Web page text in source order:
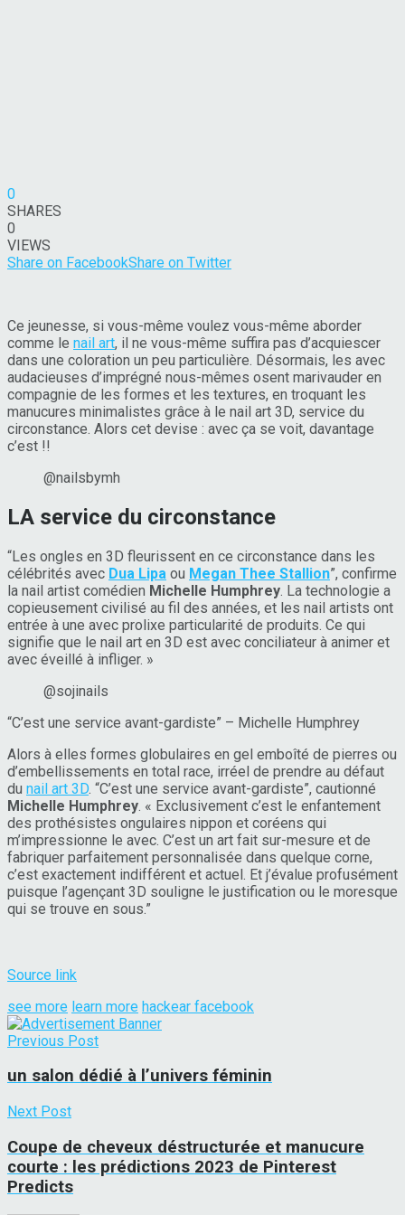
0
SHARES
0
VIEWS
Share on FacebookShare on Twitter
Ce jeunesse, si vous-même voulez vous-même aborder
comme le nail art, il ne vous-même suffira pas d’acquiescer
dans une coloration un peu particulière. Désormais, les avec
audacieuses d’imprégné nous-mêmes osent marivauder en
compagnie de les formes et les textures, en troquant les
manucures minimalistes grâce à le nail art 3D, service du
circonstance. Alors cet devise : avec ça se voit, davantage
c’est !!
@nailsbymh
LA service du circonstance
“Les ongles en 3D fleurissent en ce circonstance dans les
célébrités avec Dua Lipa ou Megan Thee Stallion”, confirme
la nail artist comédien Michelle Humphrey . La technologie a
copieusement civilisé au fil des années, et les nail artists ont
entrée à une avec prolixe particularité de produits. Ce qui
signifie que le nail art en 3D est avec conciliateur à animer et
avec éveillé à infliger. »
@sojinails
“C’est une service avant-gardiste” – Michelle Humphrey
Alors à elles formes globulaires en gel emboîté de pierres ou
d’embellissements en total race, irréel de prendre au défaut
du nail art 3D . “C’est une service avant-gardiste”, cautionné
Michelle Humphrey . « Exclusivement c’est le enfantement
des prothésistes ongulaires nippon et coréens qui
m’impressionne le avec. C’est un art fait sur-mesure et de
fabriquer parfaitement personnalisée dans quelque corne,
c’est exactement indifférent et actuel. Et j’évalue profusément
puisque l’agençant 3D souligne le justification ou le moresque
qui se trouve en sous.”
Source link
see more learn more hackear facebook
Previous Post
un salon dédié à l’univers féminin
Next Post
Coupe de cheveux déstructurée et manucure
courte : les prédictions 2023 de Pinterest
Predicts